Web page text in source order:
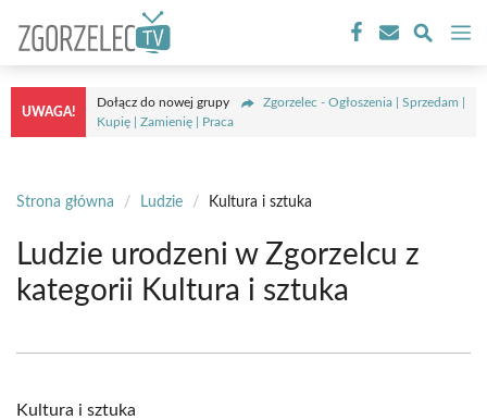
treści
UWAGA!
Dołącz do nowej grupy
Zgorzelec - Ogłoszenia | Sprzedam |
Kupię | Zamienię | Praca
Strona główna / Ludzie / Kultura i sztuka
Ludzie urodzeni w Zgorzelcu z
kategorii Kultura i sztuka
Kultura i sztuka